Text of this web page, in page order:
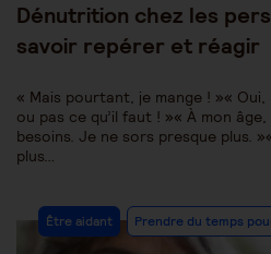
Dénutrition chez les
savoir repérer et réagir
« Mais pourtant, je mange ! »«
ou pas ce qu’il faut ! »« À mon âge,
besoins. Je ne sors presque plus.
plus…
Post
Category:
Être aidant Prendre du temps